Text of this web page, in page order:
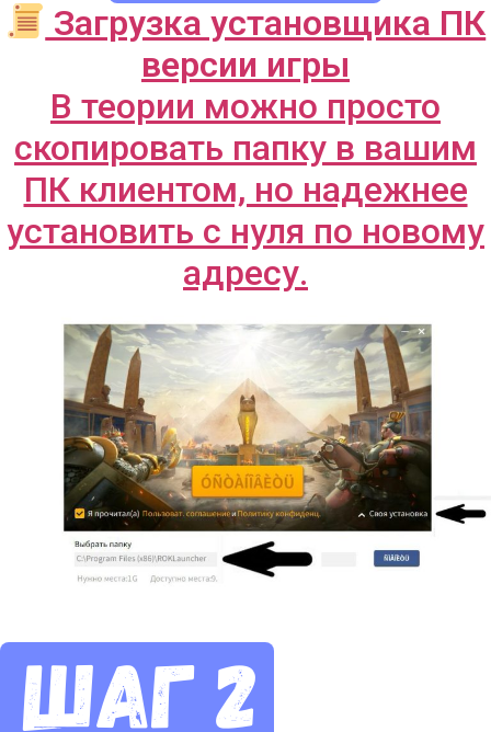
Загрузка установщика ПК
версии игры
В теории можно просто
скопировать папку в вашим
ПК клиентом, но надежнее
установить с нуля по новому
адресу.